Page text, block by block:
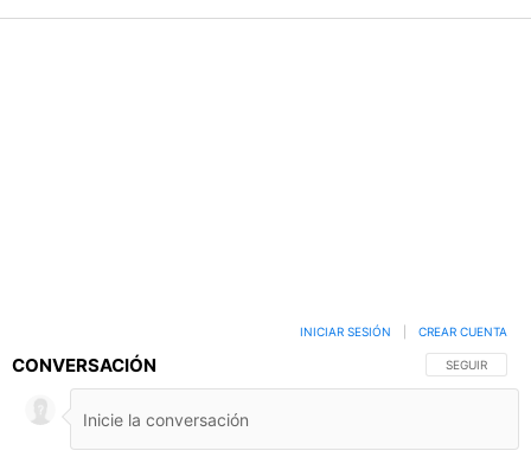
CONVERSACIÓN SIGA ESTA
SEGUIR
INICIAR SESIÓN CREAR CUENTA